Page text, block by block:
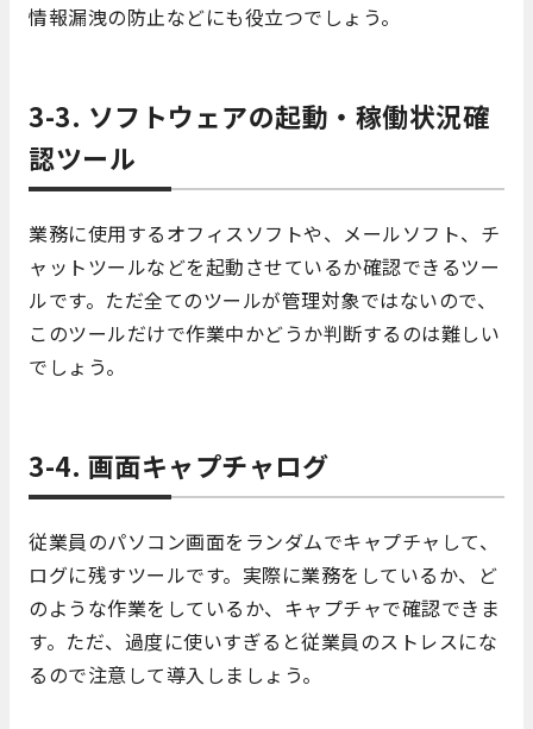
情報漏洩の防止などにも役立つでしょう。
3-3. ソフトウェアの起動・稼働状況確
認ツール
業務に使用するオフィスソフトや、メールソフト、チ
ャットツールなどを起動させているか確認できるツー
ルです。ただ全てのツールが管理対象ではないので、
このツールだけで作業中かどうか判断するのは難しい
でしょう。
3-4. 画面キャプチャログ
従業員のパソコン画面をランダムでキャプチャして、
ログに残すツールです。実際に業務をしているか、ど
のような作業をしているか、キャプチャで確認できま
す。ただ、過度に使いすぎると従業員のストレスにな
るので注意して導入しましょう。